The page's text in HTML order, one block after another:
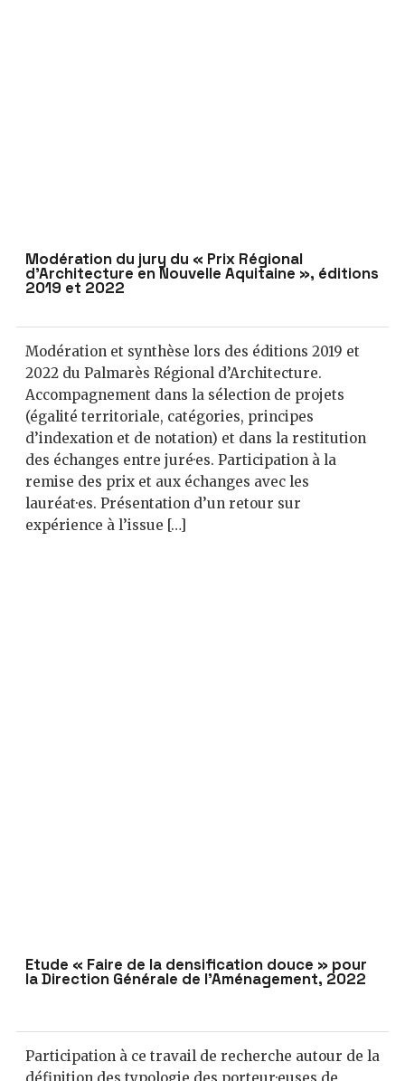
Modération du jury du « Prix Régional
d’Architecture en Nouvelle Aquitaine », éditions
2019 et 2022
Modération et synthèse lors des éditions 2019 et
2022 du Palmarès Régional d’Architecture.
Accompagnement dans la sélection de projets
(égalité territoriale, catégories, principes
d’indexation et de notation) et dans la restitution
des échanges entre juré·es. Participation à la
remise des prix et aux échanges avec les
lauréat·es. Présentation d’un retour sur
expérience à l’issue […]
Étude « Faire de la densification douce » pour
la Direction Générale de l’Aménagement, 2022
Participation à ce travail de recherche autour de la